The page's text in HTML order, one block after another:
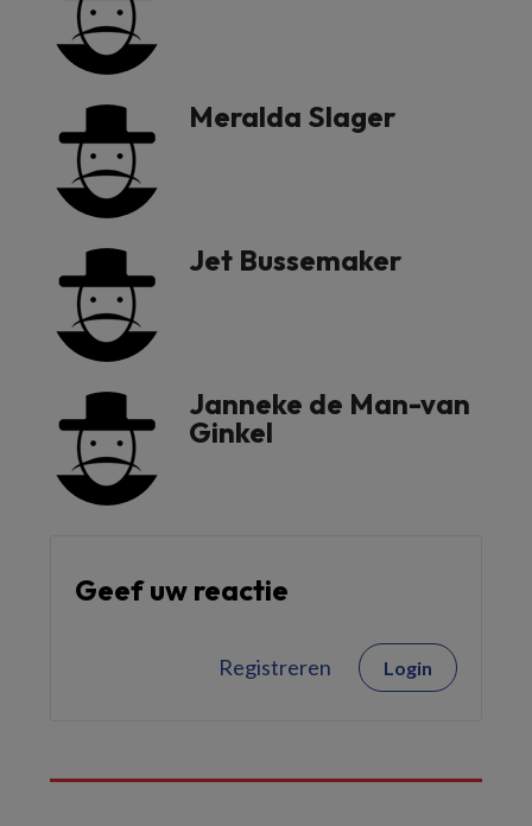
Meralda Slager
Jet Bussemaker
Janneke de Man-van
Ginkel
Geef uw reactie
Registreren Login